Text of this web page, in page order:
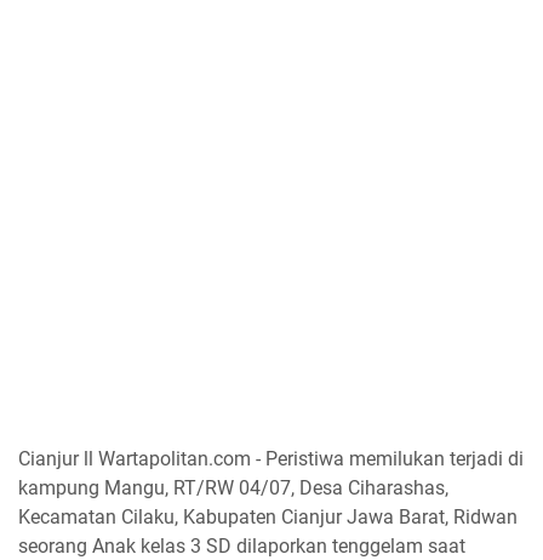
Cianjur ll Wartapolitan.com - Peristiwa memilukan terjadi di
kampung Mangu, RT/RW 04/07, Desa Ciharashas,
Kecamatan Cilaku, Kabupaten Cianjur Jawa Barat, Ridwan
seorang Anak kelas 3 SD dilaporkan tenggelam saat